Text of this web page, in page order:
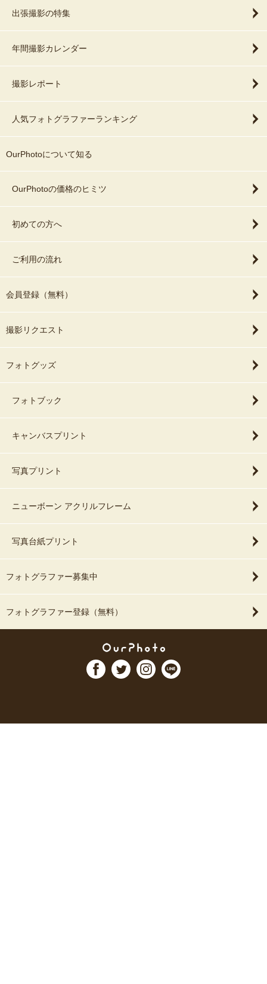
出張撮影の特集
年間撮影カレンダー
撮影レポート
人気フォトグラファーランキング
OurPhotoについて知る
OurPhotoの価格のヒミツ
初めての方へ
ご利用の流れ
会員登録（無料）
撮影リクエスト
フォトグッズ
フォトブック
キャンバスプリント
写真プリント
ニューボーン アクリルフレーム
写真台紙プリント
フォトグラファー募集中
フォトグラファー登録（無料）